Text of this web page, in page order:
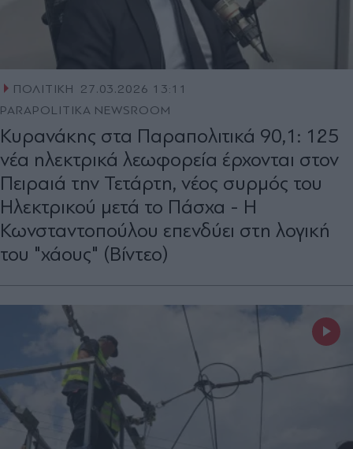
ΠΟΛΙΤΙΚΗ
27.03.2026 13:11
PARAPOLITIKA NEWSROOM
Κυρανάκης στα Παραπολιτικά 90,1: 125
νέα ηλεκτρικά λεωφορεία έρχονται στον
Πειραιά την Τετάρτη, νέος συρμός του
Ηλεκτρικού μετά το Πάσχα - Η
Κωνσταντοπούλου επενδύει στη λογική
του "χάους" (Βίντεο)